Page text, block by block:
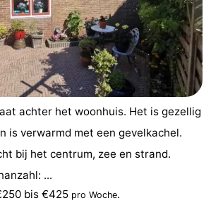
achter het woonhuis. Het is gezellig
is verwarmd met een gevelkachel.
bij het centrum, zee en strand.
...
bis €425 pro Woche.